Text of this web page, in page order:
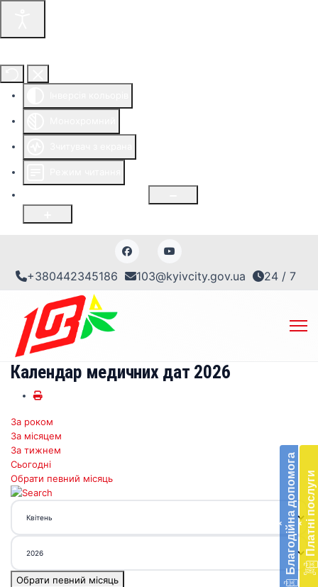
+380442345186 103@kyivcity.gov.ua 24 / 7
‹ Благодійна допомогав
‹ Платні послуги
Календар медичних дат 2026
За роком
За місяцем
За тижнем
Сьогодні
Обрати певний місяць
Обрати певний місяць